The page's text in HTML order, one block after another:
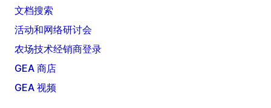
文档搜索
活动和网络研讨会
农场技术经销商登录
GEA 商店
GEA 视频